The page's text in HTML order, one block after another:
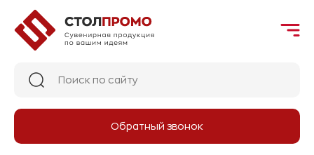
Обратный звонок